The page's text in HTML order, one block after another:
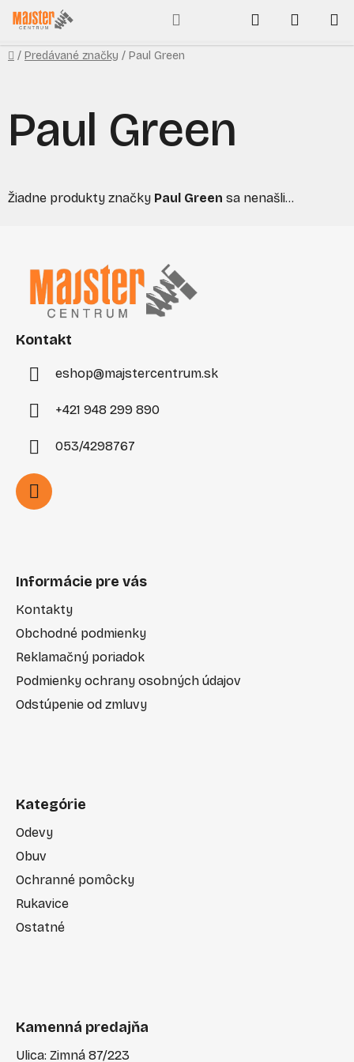
Prejsť
na
obsah
Hľadať
KOŠÍK
Domov
/ Predávané značky / Paul Green
Paul Green
Žiadne produkty značky Paul Green sa nenašli...
Kontakt
eshop@majstercentrum.sk
+421 948 299 890
053/4298767
Informácie pre vás
Kontakty
Obchodné podmienky
Reklamačný poriadok
Podmienky ochrany osobných údajov
Odstúpenie od zmluvy
Kategórie
Odevy
Obuv
Ochranné pomôcky
Rukavice
Ostatné
Kamenná predajňa
Ulica: Zimná 87/223